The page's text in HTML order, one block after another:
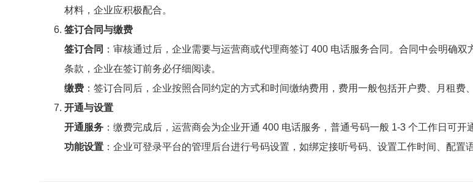
材料，企业应积极配合。
签订合同与缴费
签订合同 ：审核通过后，企业需要与运营商或代理商签订 400 电话服务合同。合同中会明确
条款，企业在签订前务必仔细阅读。
缴费 ：签订合同后，企业按照合同约定的方式和时间缴纳费用，费用一般包括开户费、月租费
开通与设置
开通服务 ：缴费完成后，运营商会为企业开通 400 电话服务，普通号码一般 1-3 个工作日可开
功能设置 ：企业可登录平台的管理后台进行号码设置，如绑定接听号码、设置工作时间、配置